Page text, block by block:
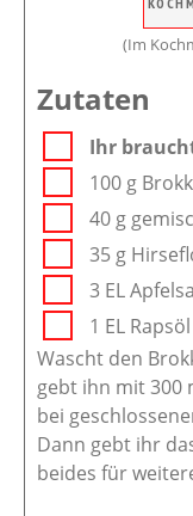
(Im
Zutaten
Ihr
100 g
40 g
35 g
3 EL
1 EL Rapsöl
Wascht den
gebt ihn mit 300
bei
Dann gebt ihr
beides für